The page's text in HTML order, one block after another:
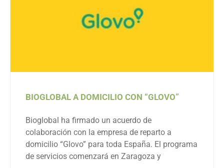
BIOGLOBAL A DOMICILIO CON “GLOVO”
Bioglobal ha firmado un acuerdo de
colaboración con la empresa de reparto a
domicilio “Glovo” para toda España. El programa
de servicios comenzará en Zaragoza y